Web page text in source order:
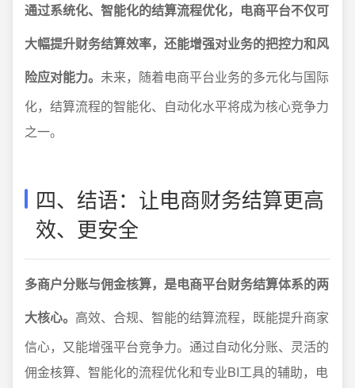
通过系统化、智能化的结算流程优化，电商平台不仅可
大幅提升财务结算效率，还能增强对业务的把控力和风
险应对能力。 未来，随着电商平台业务的多元化与国际
化，结算流程的智能化、自动化水平将成为核心竞争力
之一。
四、结语：让电商财务结算更高
效、更安全
多商户分账与佣金核算，是电商平台财务结算体系的两
大核心。 高效、合规、智能的结算流程，既能提升商家
信心，又能增强平台竞争力。通过自动化分账、灵活的
佣金核算、智能化的流程优化和专业BI工具的辅助，电